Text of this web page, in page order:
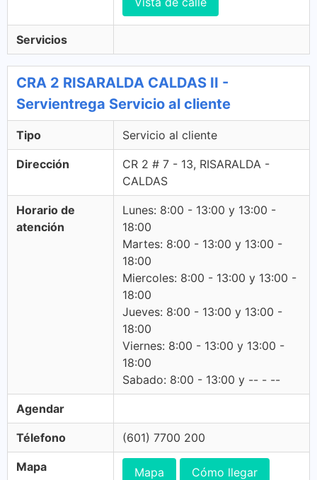
Servicios
CRA 2 RISARALDA CALDAS II -
Servientrega Servicio al cliente
Tipo Servicio al cliente
Dirección
CR 2 # 7 - 13, RISARALDA -
CALDAS
Horario de
atención
Lunes: 8:00 - 13:00 y 13:00 -
18:00
Martes: 8:00 - 13:00 y 13:00 -
18:00
Miercoles: 8:00 - 13:00 y 13:00 -
18:00
Jueves: 8:00 - 13:00 y 13:00 -
18:00
Viernes: 8:00 - 13:00 y 13:00 -
18:00
Sabado: 8:00 - 13:00 y -- - --
Agendar
Télefono (601) 7700 200
Mapa Mapa Cómo llegar